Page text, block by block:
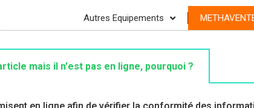
Autres Equipements
mais il n'est pas en ligne, pourquoi ?